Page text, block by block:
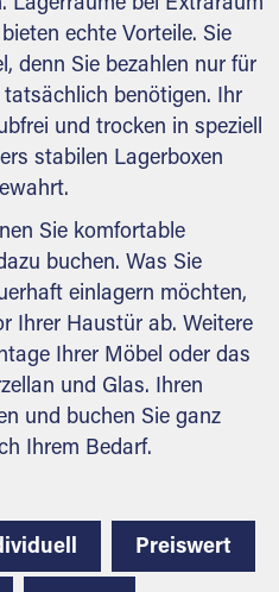
Lagerräume bei Extraraum
echte Vorteile. Sie
denn Sie bezahlen nur für
tatsächlich benötigen. Ihr
und trocken in speziell
stabilen Lagerboxen
Sie komfortable
buchen. Was Sie
einlagern möchten,
Ihrer Haustür ab. Weitere
Ihrer Möbel oder das
und Glas. Ihren
und buchen Sie ganz
Ihrem Bedarf.
Preiswert